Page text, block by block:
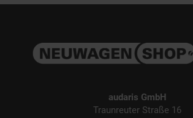
audaris GmbH
Traunreuter Straße 16